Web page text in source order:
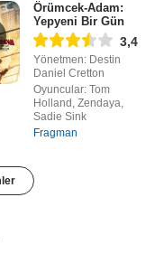
Örümcek-Adam:
Yepyeni Bir Gün
3,4
Yönetmen: Destin
Daniel Cretton
Oyuncular: Tom
Holland, Zendaya,
Sadie Sink
Fragman